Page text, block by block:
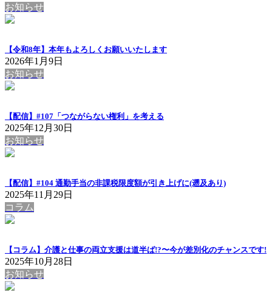
お知らせ
【令和8年】本年もよろしくお願いいたします
2026年1月9日
お知らせ
【配信】#107「つながらない権利」を考える
2025年12月30日
お知らせ
【配信】#104 通勤手当の非課税限度額が引き上げに(遡及あり)
2025年11月29日
コラム
【コラム】介護と仕事の両立支援は道半ば!?〜今が差別化のチャンスです!
2025年10月28日
お知らせ